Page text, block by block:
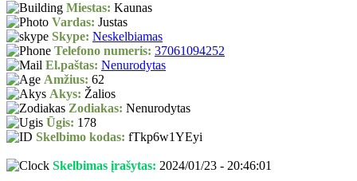
Miestas: Kaunas
Vardas: Justas
Skype: Neskelbiamas
Telefono numeris: 37061094252
El.paštas: Nenurodytas
Amžius: 62
Akys: Žalios
Zodiakas: Nenurodytas
Ūgis: 178
Skelbimo kodas: fTkp6w1YEyi
Skelbimas įrašytas: 2024/01/23 - 20:46:01